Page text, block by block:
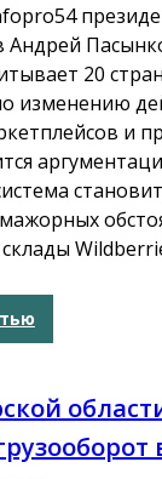
Андрей
20
изменению
и